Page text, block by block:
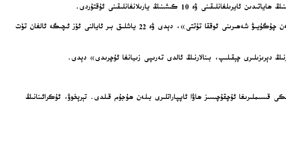
كىشىنىڭ يارىلانغانلىقىنى ئۇقتۇردى.
ئولېگ سىنېگۇبوۋ سەيشەنبە كۈنى ئاممىۋى ئورتاقلىشىش تاراتقۇسى تېلېگرام (Telegram) سەھىپىسىدە ئېلان قىلغان باياناتىدا: «دۈشمەن چۇگۇيىۋ شەھىرىنى ئوققا تۇتتى»، دېدى ۋە 22 ياشلىق بىر ئايالنى ئۆز ئىچىگە ئالغان تۆت
قىسىملىرىغا ئۇچقۇچىسىز ھاۋا ئاپپاراتلىرى بىلەن ھۇجۇم قىلدى. تېرېخوۋ، ئۇكرائىنانىڭ